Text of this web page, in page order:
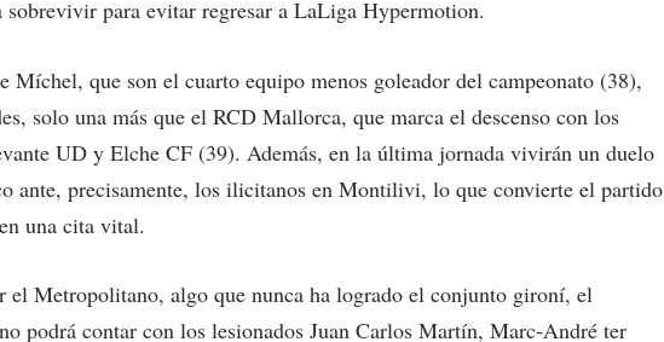
sobrevivir para evitar regresar a LaLiga Hypermotion.
que son el cuarto equipo menos goleador del campeonato (38),
solo una más que el RCD Mallorca, que marca el descenso con los
UD y Elche CF (39). Además, en la última jornada vivirán un duelo
ante, precisamente, los ilicitanos en Montilivi, lo que convierte el partido
una cita vital.
el Metropolitano, algo que nunca ha logrado el conjunto gironí, el
podrá contar con los lesionados Juan Carlos Martín, Marc-André ter